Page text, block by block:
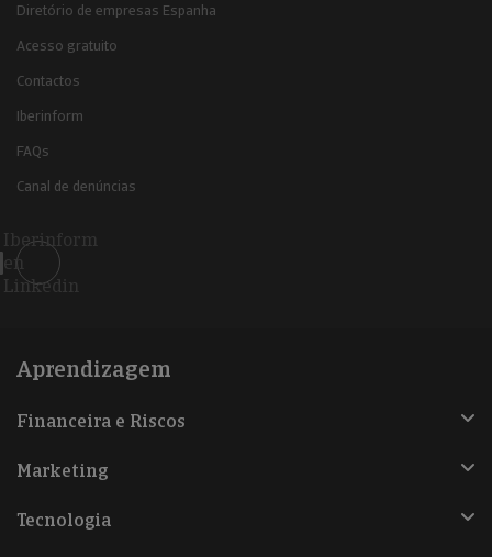
Diretório de empresas Espanha
Acesso gratuito
Contactos
Iberinform
FAQs
Canal de denúncias
Iberinform
en
Linkedin
Aprendizagem
Financeira e Riscos
Marketing
Tecnologia